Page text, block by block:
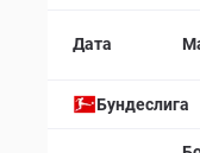
Дата
Бундеслига